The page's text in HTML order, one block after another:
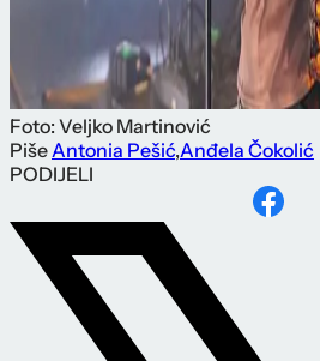
Foto: Veljko Martinović
PišeAntonia Pešić,Anđela Čokolić
PODIJELI